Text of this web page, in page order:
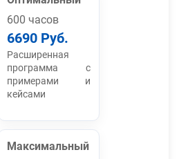
600 часов
6690 Руб.
Расширенная
программа с
примерами и
кейсами
Максимальный